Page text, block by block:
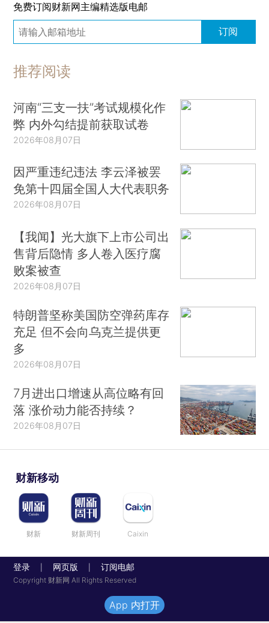
免费订阅财新网主编精选版电邮
订阅
推荐阅读
河南“三支一扶”考试规模化作
弊 内外勾结提前获取试卷
2026年08月07日
因严重违纪违法 李云泽被罢
免第十四届全国人大代表职务
2026年08月07日
【我闻】光大旗下上市公司出
售背后隐情 多人卷入医疗腐
败案被查
2026年08月07日
特朗普坚称美国防空弹药库存
充足 但不会向乌克兰提供更
多
2026年08月07日
7月进出口增速从高位略有回
落 涨价动力能否持续？
2026年08月07日
财新移动
财新 财新周刊 Caixin
登录 网页版 订阅电邮
Copyright 财新网 All Rights Reserved
App 内打开